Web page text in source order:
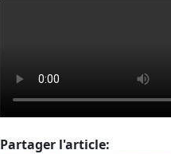
Partager l'article: